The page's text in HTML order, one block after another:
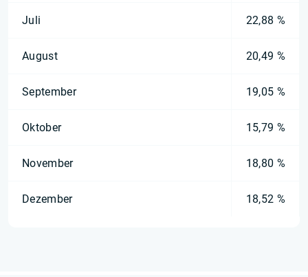
Juli 22,88 %
August 20,49 %
September 19,05 %
Oktober 15,79 %
November 18,80 %
Dezember 18,52 %